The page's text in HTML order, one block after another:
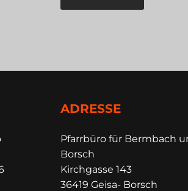
ADRESSE
Pfarrbüro für Bermbach
Borsch
Kirchgasse 143
36419 Geisa- Borsch